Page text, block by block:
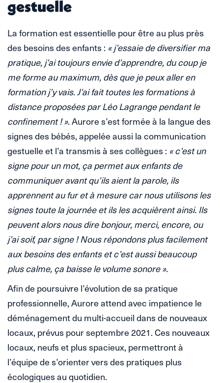
gestuelle
La formation est essentielle pour être au plus près
des besoins des enfants : « j’essaie de diversifier ma
pratique, j’ai toujours envie d’apprendre, du coup je
me forme au maximum, dès que je peux aller en
formation j’y vais. J’ai fait toutes les formations à
distance proposées par Léo Lagrange pendant le
confinement ! ». Aurore s’est formée à la langue des
signes des bébés, appelée aussi la communication
gestuelle et l’a transmis à ses collègues : « c’est un
signe pour un mot, ça permet aux enfants de
communiquer avant qu’ils aient la parole, ils
apprennent au fur et à mesure car nous utilisons les
signes toute la journée et ils les acquièrent ainsi. Ils
peuvent alors nous dire bonjour, merci, encore, ou
j’ai soif, par signe ! Nous répondons plus facilement
aux besoins des enfants et c’est aussi beaucoup
plus calme, ça baisse le volume sonore ».
Afin de poursuivre l’évolution de sa pratique
professionnelle, Aurore attend avec impatience le
déménagement du multi-accueil dans de nouveaux
locaux, prévus pour septembre 2021. Ces nouveaux
locaux, neufs et plus spacieux, permettront à
l’équipe de s’orienter vers des pratiques plus
écologiques au quotidien.